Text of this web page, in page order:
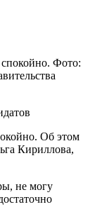
Фото:
Об этом
Кириллова,
не могу